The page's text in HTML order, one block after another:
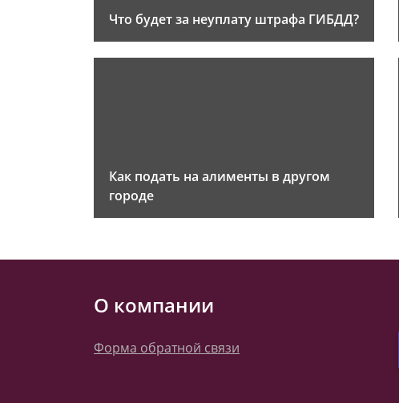
Что будет за неуплату штрафа ГИБДД?
Как подать на алименты в другом
городе
О компании
Форма обратной связи